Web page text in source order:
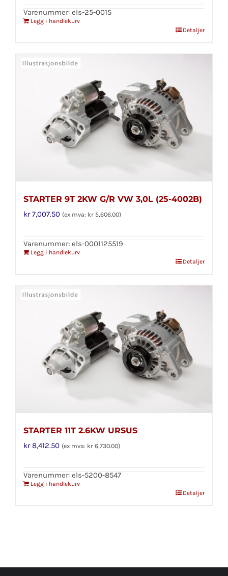
Varenummer: els-25-0015
Legg i handlekurv
Detaljer
STARTER 9T 2KW G/R VW 3,0L (25-4002B)
kr7,007.50 (ex mva: kr 5,606.00)
Varenummer: els-0001125519
Legg i handlekurv
Detaljer
STARTER 11T 2.6KW URSUS
kr8,412.50 (ex mva: kr 6,730.00)
Varenummer: els-5200-8547
Legg i handlekurv
Detaljer